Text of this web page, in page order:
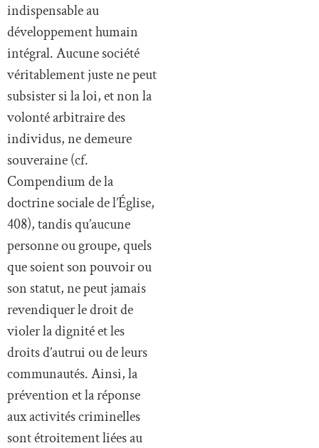
indispensable au
développement humain
intégral. Aucune société
véritablement juste ne peut
subsister si la loi, et non la
volonté arbitraire des
individus, ne demeure
souveraine (cf.
Compendium de la
doctrine sociale de l’Église,
408), tandis qu’aucune
personne ou groupe, quels
que soient son pouvoir ou
son statut, ne peut jamais
revendiquer le droit de
violer la dignité et les
droits d’autrui ou de leurs
communautés. Ainsi, la
prévention et la réponse
aux activités criminelles
sont étroitement liées au